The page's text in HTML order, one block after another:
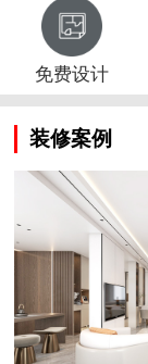
免费设计
装修案例